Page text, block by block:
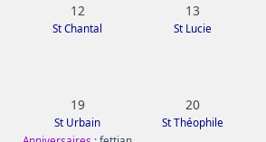
12
St Chantal
13
St Lucie
19
St Urbain
20
St Théophile